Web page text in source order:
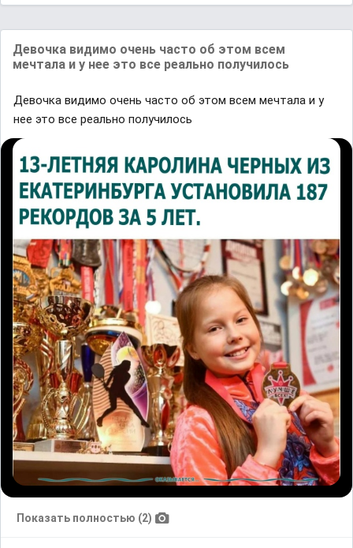
Девочка видимо очень часто об этом всем
мечтала и у нее это все реально получилось
Девочка видимо очень часто об этом всем мечтала и у
нее это все реально получилось
Показать полностью (2)